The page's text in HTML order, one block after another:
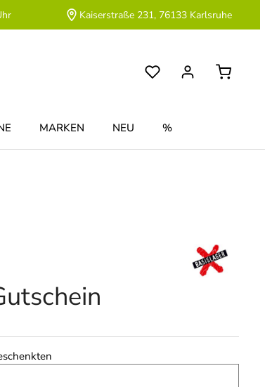
Kaiserstraße 231, 76133 Karlsruhe
MARKEN NEU %